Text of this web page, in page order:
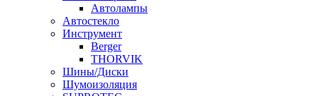
Автолампы
Автостекло
Инструмент
Berger
THORVIK
Шины/Диски
Шумоизоляция